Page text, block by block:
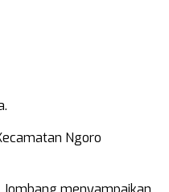
Ngoro